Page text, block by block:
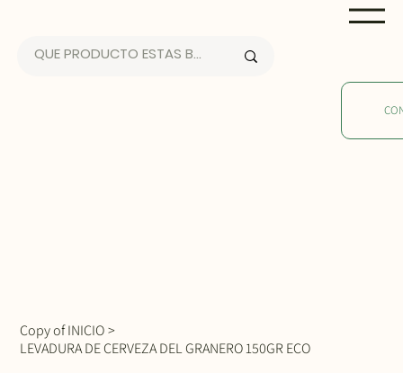
Copy of INICIO >
LEVADURA DE CERVEZA DEL GRANERO 150GR ECO